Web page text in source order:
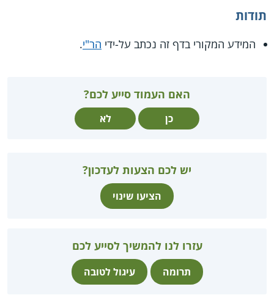
תודות
המידע המקורי בדף זה נכתב על-ידי הר"י.
האם העמוד סייע לכם?
כן לא
יש לכם הצעות לעדכון?
הציעו שינוי
עזרו לנו להמשיך לסייע לכם
תרומה עיגול לטובה